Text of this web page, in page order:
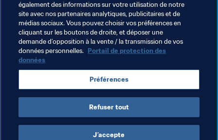
Thèmes en lien
Australia AFC
également des informations sur votre utilisation de notre
site avec nos partenaires analytiques, publicitaires et de
médias sociaux. Vous pouvez choisir vos préférences en
cliquant sur les boutons de droite, et déposer une
demande d’opposition à la vente / la transmission de vos
données personnelles. Portail de protection des
données
Préférences
Refuser tout
J’accepte